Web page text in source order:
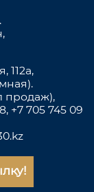
112а,
продаж),
+7 705 745 09